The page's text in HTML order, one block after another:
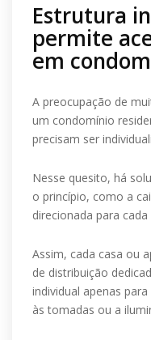
Estrutura
permite
em
A preocupação de
um condomínio
precisam ser
Nesse quesito, há
o princípio, como a
direcionada para
Assim, cada casa ou
de distribuição
individual apenas
às tomadas ou a